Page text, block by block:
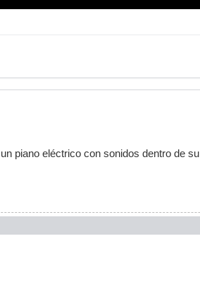
piano eléctrico con sonidos dentro de su